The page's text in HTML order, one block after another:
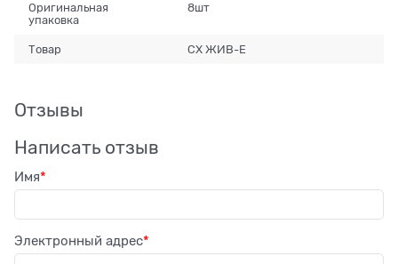
Оригинальная
упаковка
8шт
Товар СХ ЖИВ-Е
Отзывы
Написать отзыв
Имя
Электронный адрес